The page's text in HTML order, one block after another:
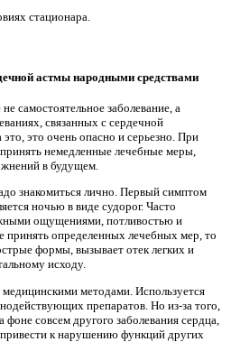
стационара.
астмы народными средствами
не самостоятельное заболевание, а
связанных с сердечной
это очень опасно и серьезно. При
немедленные лечебные меры,
в будущем.
знакомиться лично. Первый симптом
ночью в виде судорог. Часто
ощущениями, потливостью и
принять определенных лечебных мер, то
формы, вызывает отек легких и
исходу.
медицинскими методами. Используется
препаратов. Но из-за того,
совсем другого заболевания сердца,
к нарушению функций других